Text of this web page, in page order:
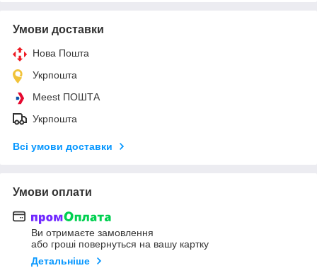
Умови доставки
Нова Пошта
Укрпошта
Meest ПОШТА
Укрпошта
Всі умови доставки
Умови оплати
Ви отримаєте замовлення
або гроші повернуться на вашу картку
Детальніше